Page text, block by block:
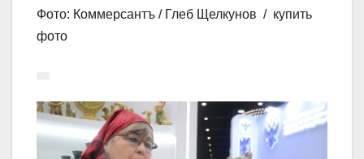
Фото: Коммерсантъ / Глеб Щелкунов / купить
фото